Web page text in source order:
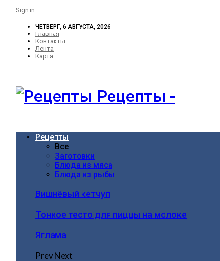
Sign in
ЧЕТВЕРГ, 6 АВГУСТА, 2026
Главная
Контакты
Лента
Карта
Рецепты -
Рецепты
Все
Заготовки
Блюда из мяса
Блюда из рыбы
Вишнёвый кетчуп
Тонкое тесто для пиццы на молоке
Яглама
PrevNext